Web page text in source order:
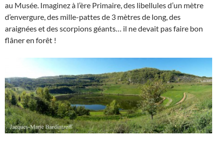
au Musée. Imaginez à l’ère Primaire, des libellules d’un mètre
d’envergure, des mille-pattes de 3 mètres de long, des
araignées et des scorpions géants… il ne devait pas faire bon
flâner en forêt !